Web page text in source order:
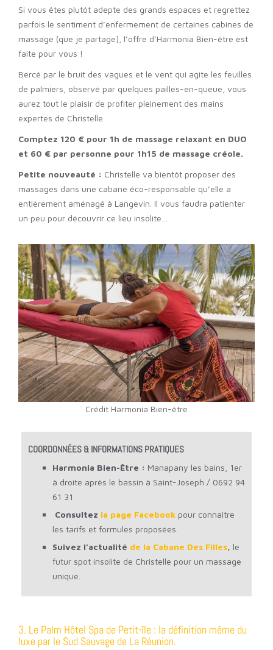
Si vous êtes plutôt adepte des grands espaces et regrettez
parfois le sentiment d’enfermement de certaines cabines de
massage (que je partage), l’offre d’Harmonia Bien-être est
faite pour vous !
Bercé par le bruit des vagues et le vent qui agite les feuilles
de palmiers, observé par quelques pailles-en-queue, vous
aurez tout le plaisir de profiter pleinement des mains
expertes de Christelle.
Comptez 120 € pour 1h de massage relaxant en DUO
et 60 € par personne pour 1h15 de massage créole.
Petite nouveauté : Christelle va bientôt proposer des
massages dans une cabane éco-responsable qu’elle a
entièrement aménagé à Langevin. Il vous faudra patienter
un peu pour découvrir ce lieu insolite…
Crédit Harmonia Bien-être
COORDONNÉES & INFORMATIONS PRATIQUES
Harmonia Bien-Être : Manapany les bains, 1er
à droite après le bassin à Saint-Joseph / 0692 94
61 31
Consultez la page Facebook pour connaitre
les tarifs et formules proposées.
Suivez l’actualité de la Cabane Des Filles, le
futur spot insolite de Christelle pour un massage
unique.
3. Le Palm Hôtel Spa de Petit-île : la définition même du
luxe par le Sud Sauvage de La Réunion.